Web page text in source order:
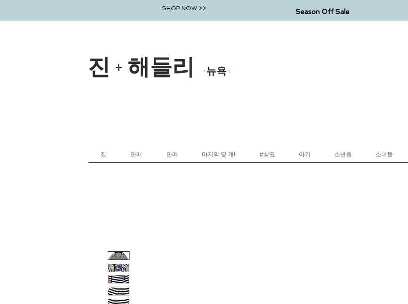
SHOP NOW >> Season Off Sale
진 + 해들리 -뉴욕-
집 판매 판매 마지막 몇 개! #상표 아기 소년들 소녀들